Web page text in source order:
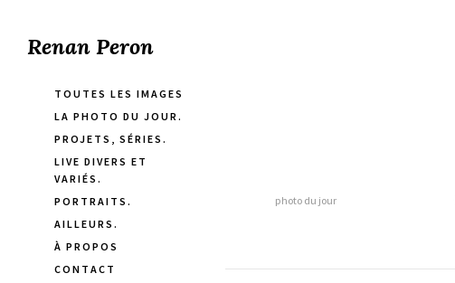
Renan Peron
TOUTES LES IMAGES
LA PHOTO DU JOUR.
PROJETS, SÉRIES.
LIVE DIVERS ET
VARIÉS.
PORTRAITS.
AILLEURS.
À PROPOS
CONTACT
photo du jour